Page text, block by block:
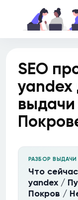
SEO
yandex
выдачи
РАЗБОР ВЫДАЧИ
Что
yandex /
Покров /